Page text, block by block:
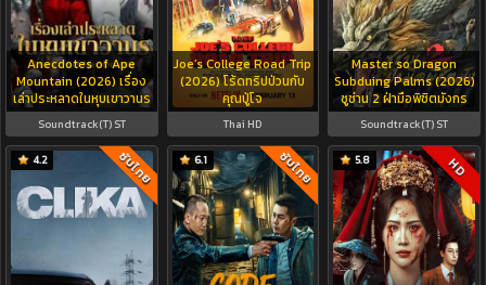
Anecdotes of Ape
Mountain (2026) เรื่อง
เล่าประหลาดในหุบเขาวานร
Soundtrack(T) ST
Joe’s College Road Trip
(2026) โร้ดทริปป่วนกับ
คุณปู่โจ
Thai HD
Master so Dragon
Subduing Palms (2026)
ซูช่าน 2 ฝ่ามือพิชิตมังกร
Soundtrack(T) ST
4.2 ซับไทย 6.1 ซับไทย 5.8 HD